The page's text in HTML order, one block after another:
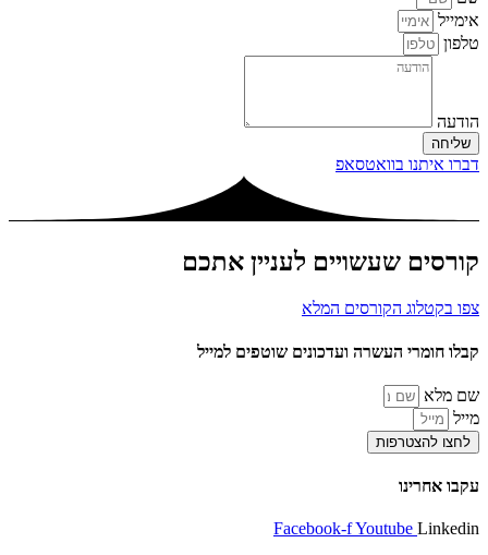
אימייל
טלפון
הודעה
שליחה
דברו איתנו בוואטסאפ
קורסים שעשויים לעניין אתכם
צפו בקטלוג הקורסים המלא
קבלו חומרי העשרה ועדכונים שוטפים למייל
שם מלא
מייל
לחצו להצטרפות
עקבו אחרינו
Facebook-fYoutube Linkedin